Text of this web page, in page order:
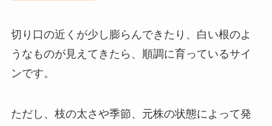
切り口の近くが少し膨らんできたり、白い根のよ
うなものが見えてきたら、順調に育っているサイ
ンです。
ただし、枝の太さや季節、元株の状態によって発